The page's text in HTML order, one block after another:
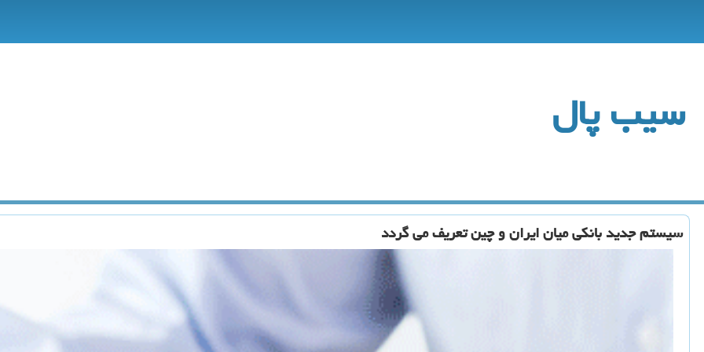
سیب پال
سیستم جدید بانكی میان ایران و چین تعریف می گردد